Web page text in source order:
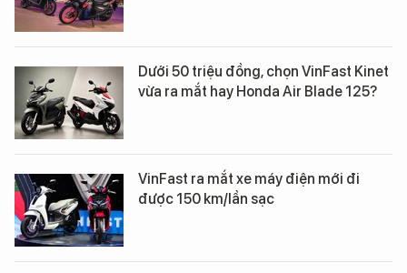
Dưới 50 triệu đồng, chọn VinFast Kinet
vừa ra mắt hay Honda Air Blade 125?
VinFast ra mắt xe máy điện mới đi
được 150 km/lần sạc